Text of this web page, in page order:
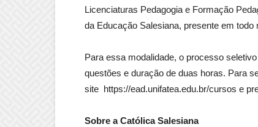
Licenciaturas Pedagogia e Formação
da Educação Salesiana, presente em todo
Para essa modalidade, o processo
questões e duração de duas horas. Para
site https://ead.unifatea.edu.br/cursos e
Sobre a Católica Salesiana